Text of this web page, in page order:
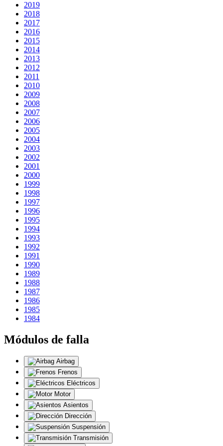
2019
2018
2017
2016
2015
2014
2013
2012
2011
2010
2009
2008
2007
2006
2005
2004
2003
2002
2001
2000
1999
1998
1997
1996
1995
1994
1993
1992
1991
1990
1989
1988
1987
1986
1985
1984
Módulos de falla
Airbag
Frenos
Eléctricos
Motor
Asientos
Dirección
Suspensión
Transmisión